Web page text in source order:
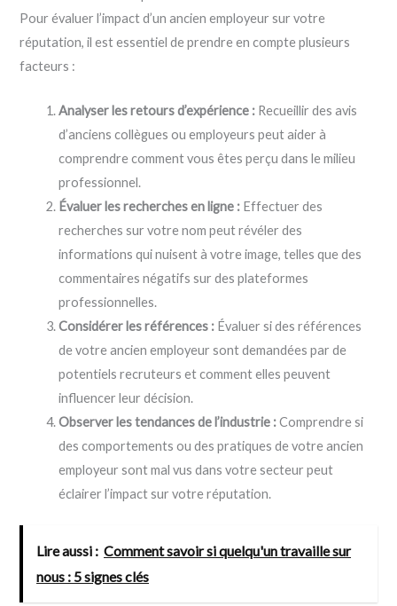
Pour évaluer l’impact d’un ancien employeur sur votre
réputation, il est essentiel de prendre en compte plusieurs
facteurs :
Analyser les retours d’expérience : Recueillir des avis
d’anciens collègues ou employeurs peut aider à
comprendre comment vous êtes perçu dans le milieu
professionnel.
Évaluer les recherches en ligne : Effectuer des
recherches sur votre nom peut révéler des
informations qui nuisent à votre image, telles que des
commentaires négatifs sur des plateformes
professionnelles.
Considérer les références : Évaluer si des références
de votre ancien employeur sont demandées par de
potentiels recruteurs et comment elles peuvent
influencer leur décision.
Observer les tendances de l’industrie :Comprendre si
des comportements ou des pratiques de votre ancien
employeur sont mal vus dans votre secteur peut
éclairer l’impact sur votre réputation.
Lire aussi : Comment savoir si quelqu'un travaille sur
nous : 5 signes clés